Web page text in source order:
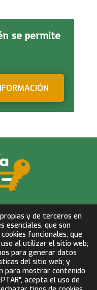
se permite
y de terceros en
esenciales, que son
funcionales, que
al utilizar el sitio web;
para generar datos
del sitio web; y
para mostrar contenido
acepta el uso de